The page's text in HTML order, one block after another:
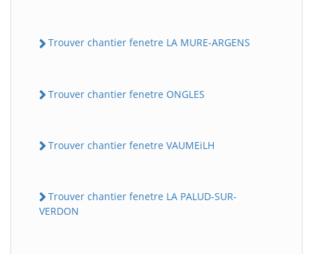
Trouver chantier fenetre LA MURE-ARGENS
Trouver chantier fenetre ONGLES
Trouver chantier fenetre VAUMEiLH
Trouver chantier fenetre LA PALUD-SUR-
VERDON